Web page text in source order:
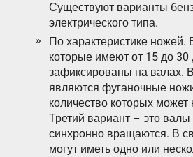
Существуют варианты
электрического типа.
По характеристике ножей.
которые имеют от 15 до 30
зафиксированы на валах.
являются фуганочные
количество которых может
Третий вариант – это
синхронно вращаются. В
могут иметь одно или